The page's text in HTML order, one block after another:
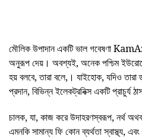
মৌলিক উপাদান একটি ভাল গবেষণা
অনুরূপ দেয়। অবশ্যই, অনেক পশ্চিম
হয় বলবে, তারা বলে,। যাইহোক, যদিও তারা
প্রদান, বিভিন্ন ইলেকট্রনিক্স একটি প্রাচুর্য
চালক, যা, কাজ করে উদাহরণস্বরূপ, নর্থ
এমনকি সামান্য ফি কোন ব্যর্থতা স্বাস্থ্য,